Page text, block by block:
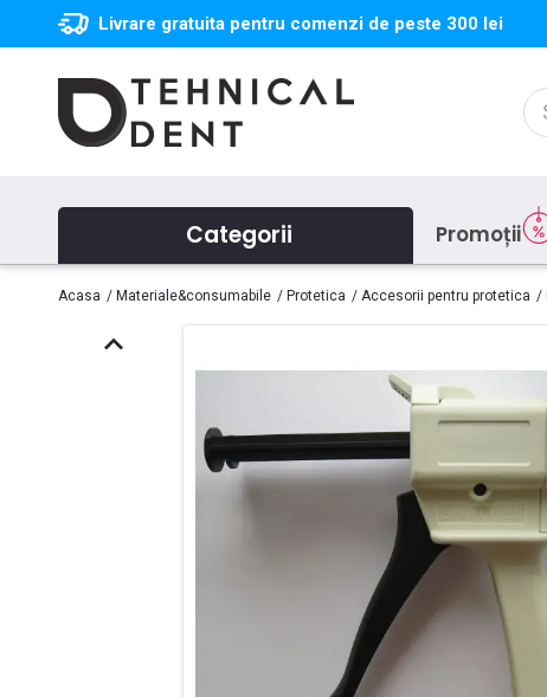
Livrare gratuita pentru comenzi de peste 300 lei
Categorii Promoții
Acasa Materiale&consumabile Protetica Accesorii pentru protetica
